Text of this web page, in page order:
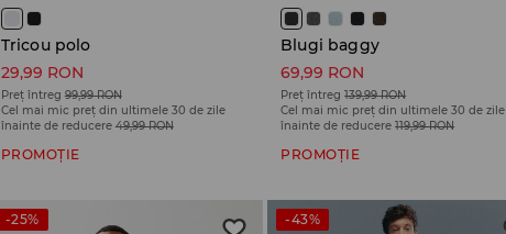
Tricou polo
29,99 RON
Preț întreg 99,99 RON
Cel mai mic preț din ultimele 30 de zile
înainte de reducere 49,99 RON
PROMOȚIE
Blugi baggy
69,99 RON
Preț întreg 139,99 RON
Cel mai mic preț din ultimele 30 de zile
înainte de reducere 119,99 RON
PROMOȚIE
-25% -43%